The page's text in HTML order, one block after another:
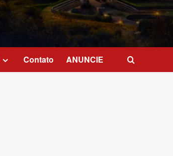
Contato ANUNCIE